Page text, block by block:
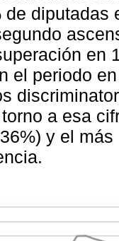
diputadas
en
el periodo
a esa
y el